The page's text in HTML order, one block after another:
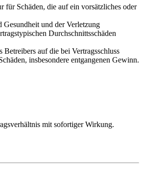
Schäden, die auf ein vorsätzliches oder
Gesundheit und der Verletzung
Durchschnittsschäden
auf die bei Vertragsschluss
insbesondere entgangenen Gewinn.
mit sofortiger Wirkung.